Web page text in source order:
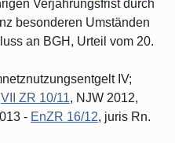
Verjährungsfrist durch
besonderen Umständen
an BGH, Urteil vom 20.
IV;
VII ZR 10/11, NJW 2012,
- EnZR 16/12, juris Rn.